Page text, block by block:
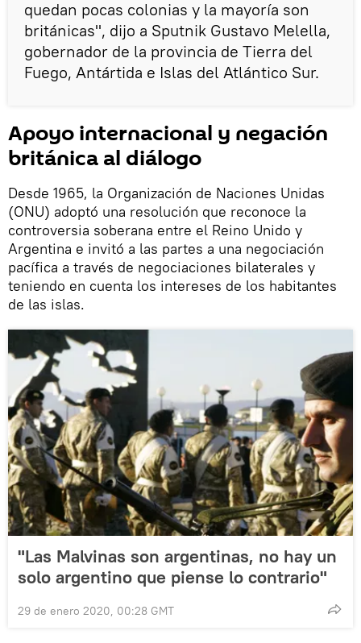
quedan pocas colonias y la mayoría son
británicas", dijo a Sputnik Gustavo Melella,
gobernador de la provincia de Tierra del
Fuego, Antártida e Islas del Atlántico Sur.
Apoyo internacional y negación
británica al diálogo
Desde 1965, la Organización de Naciones Unidas
(ONU) adoptó una resolución que reconoce la
controversia soberana entre el Reino Unido y
Argentina e invitó a las partes a una negociación
pacífica a través de negociaciones bilaterales y
teniendo en cuenta los intereses de los habitantes
de las islas.
"Las Malvinas son argentinas, no hay un
solo argentino que piense lo contrario"
29 de enero 2020, 00:28 GMT